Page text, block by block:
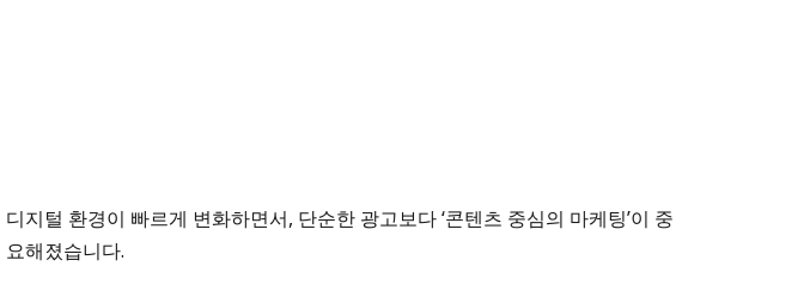
디지털 환경이 빠르게 변화하면서, 단순한 광고보다 ‘콘텐츠 중심의 마케팅’이 중
요해졌습니다.